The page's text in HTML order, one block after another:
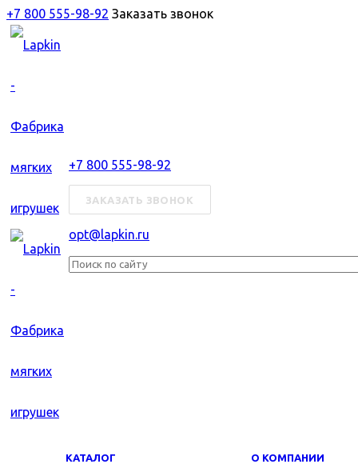
+7 800 555-98-92 Заказать звонок
+7 800 555-98-92
ЗАКАЗАТЬ ЗВОНОК
opt@lapkin.ru
КАТАЛОГ О КОМПАНИИ